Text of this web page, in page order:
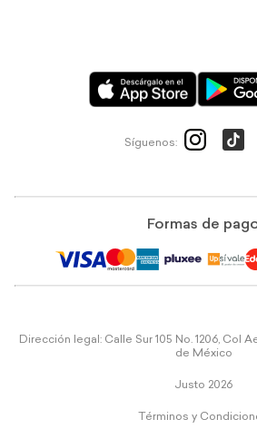
Síguenos:
Formas de
Dirección legal: Calle Sur 105 No. 1206, Col
de México
Justo 2026
Términos y